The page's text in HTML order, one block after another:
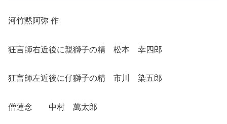
河竹黙阿弥 作
狂言師右近後に親獅子の精 松本 幸四郎
狂言師左近後に仔獅子の精 市川 染五郎
僧蓮念 中村 萬太郎